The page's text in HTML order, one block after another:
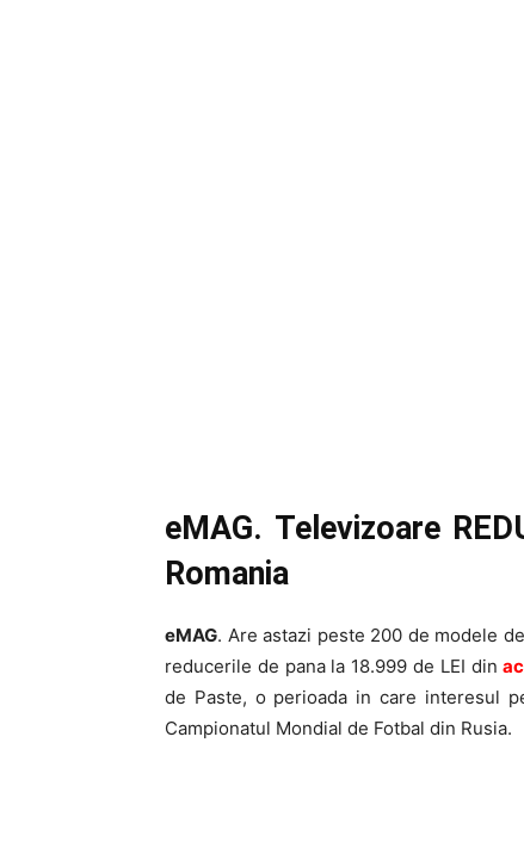
eMAG. Televizoare
Romania
eMAG. Are astazi peste 200 de modele
reducerile de pana la 18.999 de LEI din
de Paste, o perioada in care interesul
Campionatul Mondial de Fotbal din Rusia.